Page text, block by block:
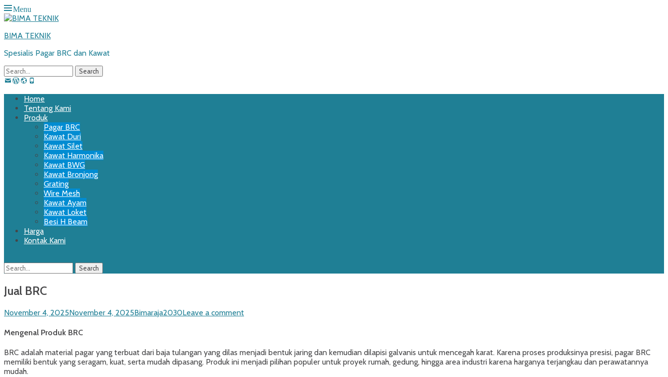
Menu
BIMA TEKNIK
Spesialis Pagar BRC dan Kawat
Search
for:EmailWordPress
Website
Primary
Menu
Skip
content
Home
Tentang Kami
Produk
Pagar BRC
Kawat Duri
Kawat Silet
Kawat Harmonika
Kawat BWG
Kawat Bronjong
Grating
Wire Mesh
Kawat Ayam
Kawat Loket
Besi H Beam
Harga
Kontak Kami
Search
for:
Jual BRC
Posted
November 4, 2025November 4, 2025Author
Bimaraja2030Leave a comment
Mengenal Produk BRC
BRC adalah material pagar yang terbuat dari baja tulangan yang dilas menjadi bentuk jaring dan kemudian dilapisi galvanis untuk mencegah karat. Karena proses produksinya presisi, pagar BRC
memiliki bentuk yang seragam, kuat, serta mudah dipasang. Produk ini menjadi pilihan populer untuk proyek rumah, gedung, hingga area industri karena harganya terjangkau dan perawatannya
mudah.